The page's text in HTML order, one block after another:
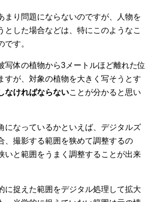
まり問題にならないのですが、人物を
とした場合などは、特にこのようなこ
です。
写体の植物から3メートルほど離れた位
すが、対象の植物を大きく写そうとす
なければならないことが分かると思い
になっているかといえば、デジタルズ
、撮影する範囲を狭めて調整するの
いと範囲をうまく調整することが出来
に捉えた範囲をデジタル処理して拡大